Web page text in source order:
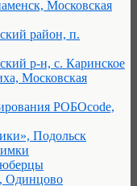
Московская
район, п.
р-н, с. Каринское
Московская
РОБОcode,
Подольск
Одинцово